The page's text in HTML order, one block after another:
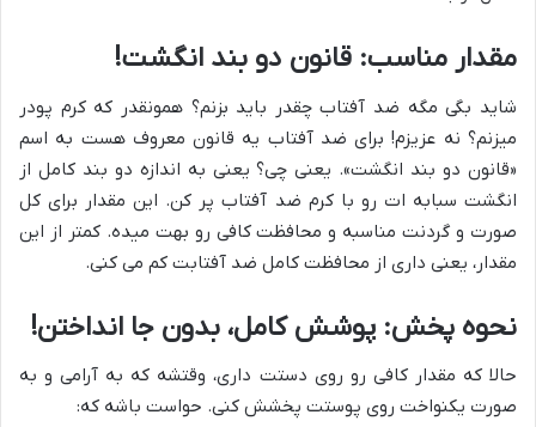
مقدار مناسب: قانون دو بند انگشت!
شاید بگی مگه ضد آفتاب چقدر باید بزنم؟ همونقدر که کرم پودر
میزنم؟ نه عزیزم! برای ضد آفتاب یه قانون معروف هست به اسم
«قانون دو بند انگشت». یعنی چی؟ یعنی به اندازه دو بند کامل از
انگشت سبابه ات رو با کرم ضد آفتاب پر کن. این مقدار برای کل
صورت و گردنت مناسبه و محافظت کافی رو بهت میده. کمتر از این
مقدار، یعنی داری از محافظت کامل ضد آفتابت کم می کنی.
نحوه پخش: پوشش کامل، بدون جا انداختن!
حالا که مقدار کافی رو روی دستت داری، وقتشه که به آرامی و به
صورت یکنواخت روی پوستت پخشش کنی. حواست باشه که: